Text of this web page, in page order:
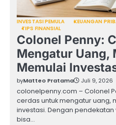
INVESTASI PEMULA KEUANGAN
TIPS FINANSIAL
Colonel Penny:
Mengatur Uang,
Memulai
byMatteo Pratama Juli 9, 2026
colonelpenny.com – Colonel
cerdas untuk mengatur uang,
investasi. Dengan
bisa…